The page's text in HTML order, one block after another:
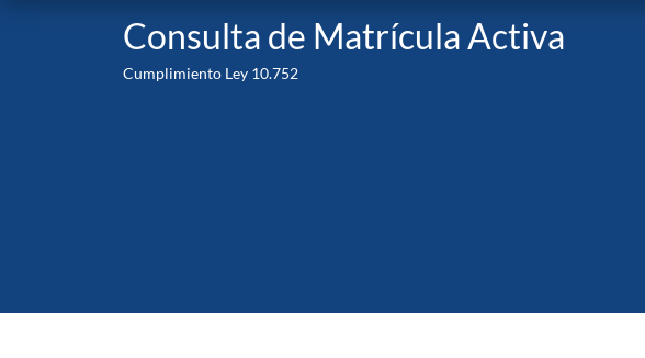
Consulta de Matrícula Activa
Cumplimiento Ley 10.752